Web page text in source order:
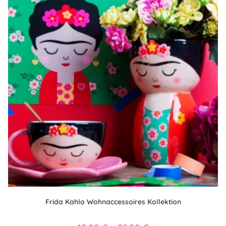
Frida Kahlo Wohnaccessoires Kollektion